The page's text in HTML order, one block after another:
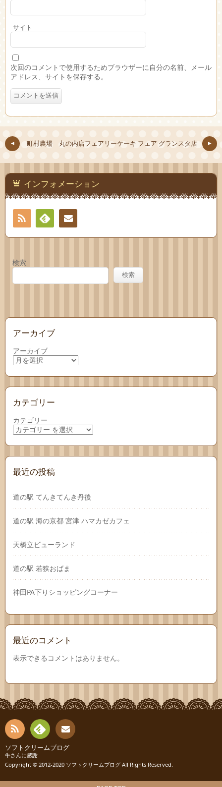
サイト
次回のコメントで使用するためブラウザーに自分の名前、メール
アドレス、サイトを保存する。
町村農場 丸の内店フェアリーケーキ フェア グランスタ店
インフォメーション
RSS
Feedlyお問
検索
検索
アーカイブ
アーカイブ
カテゴリー
カテゴリー
最近の投稿
道の駅 てんきてんき丹後
道の駅 海の京都 宮津 ハマカゼカフェ
天橋立ビューランド
道の駅 若狭おばま
神田PA下りショッピングコーナー
最近のコメント
表示できるコメントはありません。
RSS
Fee
dly
お問
い合
ソフトクリームブログ
牛さんに感謝
Copyright © 2012-2020 ソフトクリームブログ All Rights Reserved.